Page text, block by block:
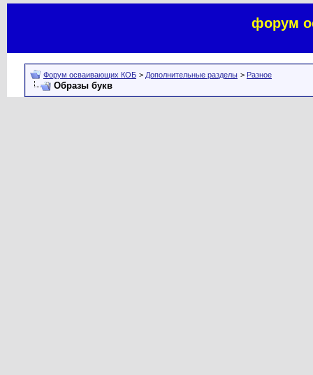
форум
Форум осваивающих КОБ > Дополнительные разделы > Разное
Образы букв